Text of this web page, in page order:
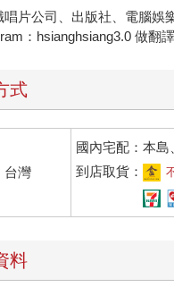
唱片公司、出版社、電腦娛
：hsianghsiang3.0 做翻
式
台灣
國內宅配：本島
到店取貨：
料